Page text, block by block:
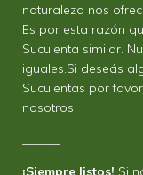
naturaleza nos
Es por esta razón
Suculenta similar.
iguales.Si deseás
Suculentas por
nosotros.
¡Siempre listos! Si